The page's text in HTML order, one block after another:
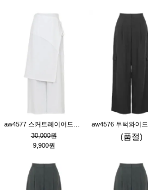
30,000원
9,900원
(품절)